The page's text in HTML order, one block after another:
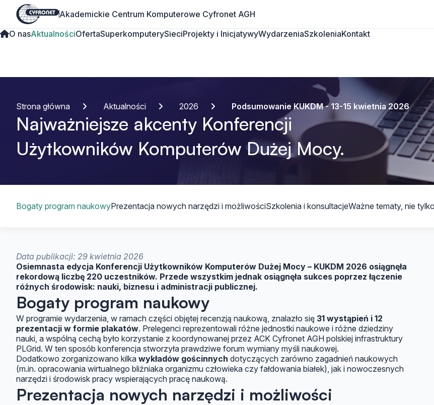
Akademickie Centrum Komputerowe Cyfronet AGH
O nasAktualnościOfertaSuperkomputerySieciProjekty i InicjatywyWydarzeniaSzkoleniaKontakt
Strona główna Aktualności 2026 Podsumowanie KUKDM - 13-15 kwietnia 2026
Najważniejsze akcenty Konferencji
Użytkowników Komputerów Dużej Mocy.
Bogaty program naukowyPrezentacja nowych narzędzi i możliwościSzkolenia i konsultacjeWażne tematy, nie
Data publikacji: 29 kwietnia 2026
Osiemnasta edycja Konferencji Użytkowników Komputerów Dużej Mocy – KUKDM 2026 osiągnęła
rekordową liczbę 220 uczestników. Przede wszystkim jednak osiągnęła sukces poprzez łączenie
różnych środowisk: nauki, biznesu i administracji publicznej.
Bogaty program naukowy
W programie wydarzenia, w ramach części objętej recenzją naukową, znalazło się 31 wystąpień i 12
prezentacji w formie plakatów. Prelegenci reprezentowali różne jednostki naukowe i różne dziedziny
nauki, a wspólną cechą było korzystanie z koordynowanej przez ACK Cyfronet AGH polskiej infrastruktury
PLGrid. W ten sposób konferencja stworzyła prawdziwe forum wymiany myśli naukowej.
Dodatkowo zorganizowano kilka wykładów gościnnych dotyczących zarówno zagadnień naukowych
(m.in. opracowania wirtualnego bliźniaka organizmu człowieka czy fałdowania białek), jak i nowoczesnych
narzędzi i środowisk pracy wspierających pracę naukową.
Prezentacja nowych narzędzi i możliwości